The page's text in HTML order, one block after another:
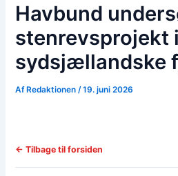
Havbund
stenrevsprojekt i
sydsjællandske
AfRedaktionen /19. juni 2026
← Tilbage til forsiden